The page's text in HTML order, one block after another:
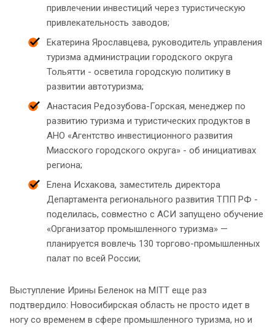
привлечении инвестиций через туристическую
привлекательность заводов;
Екатерина Ярославцева, руководитель управления
туризма администрации городского округа
Тольятти - осветила городскую политику в
развитии автотуризма;
Анастасия Редозубова-Горская, менеджер по
развитию туризма и туристических продуктов в
АНО «Агентство инвестиционного развития
Миасского городского округа» - об инициативах
региона;
Елена Исхакова, заместитель директора
Департамента регионального развития ТПП РФ -
поделилась, совместно с АСИ запущено обучение
«Организатор промышленного туризма» —
планируется вовлечь 130 торгово-промышленных
палат по всей России;
Выступление Ирины Беленок на MITT еще раз
подтвердило: Новосибирская область не просто идет в
ногу со временем в сфере промышленного туризма, но и